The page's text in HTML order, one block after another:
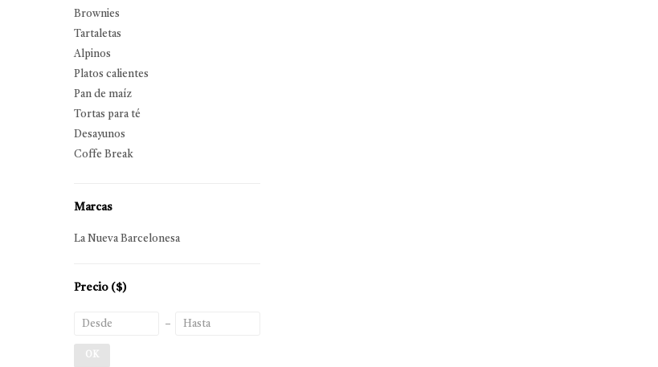
Brownies
Tartaletas
Alpinos
Platos calientes
Pan de maíz
Tortas para té
Desayunos
Coffe Break
Marcas
La Nueva Barcelonesa
Precio ($)
OK